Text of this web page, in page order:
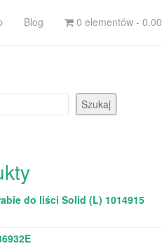
Blog 0 elementów - 0.00
Szukaj
do liści Solid (L) 1014915